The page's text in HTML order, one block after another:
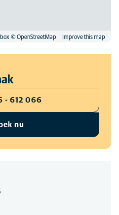
© OpenStreetMap Improve this map
- 612 066
nu